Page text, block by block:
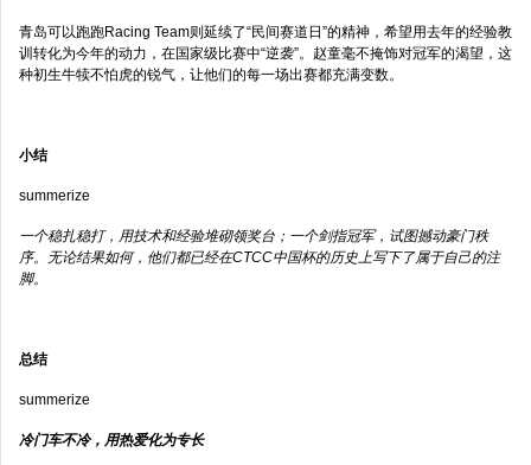
青岛可以跑跑Racing Team则延续了“民间赛道日”的精神，希望用去年的经验教
训转化为今年的动力，在国家级比赛中“逆袭”。赵童毫不掩饰对冠军的渴望，这
种初生牛犊不怕虎的锐气，让他们的每一场出赛都充满变数。
小结
summerize
一个稳扎稳打，用技术和经验堆砌领奖台；一个剑指冠军，试图撼动豪门秩
序。无论结果如何，他们都已经在CTCC中国杯的历史上写下了属于自己的注
脚。
总结
summerize
冷门车不冷，用热爱化为专长